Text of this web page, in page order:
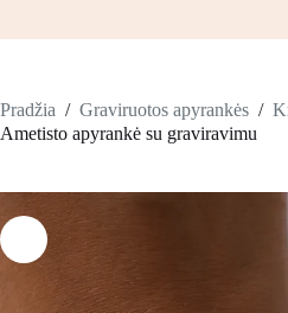
Pradžia / Graviruotos apyrankės /
Ametisto apyrankė su graviravimu